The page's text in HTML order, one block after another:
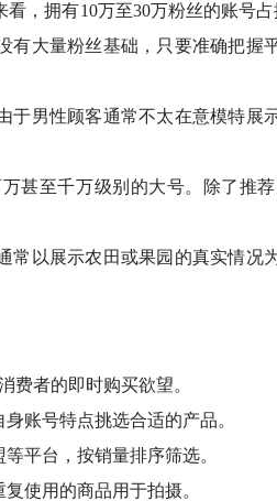
，拥有10万至30万粉丝的账号占
有大量粉丝基础，只要准确把握
于男性顾客通常不太在意模特展
甚至千万级别的大号。除了推
常以展示农田或果园的真实情况
费者的即时购买欲望。
账号特点挑选合适的产品。
平台，按销量排序筛选。
使用的商品用于拍摄。